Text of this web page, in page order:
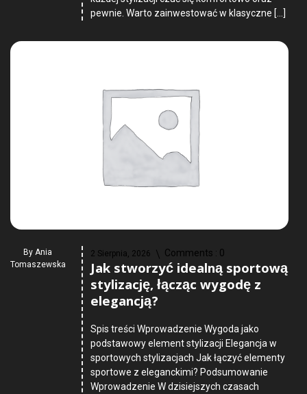
pewnie. Warto zainwestować w klasyczne […]
By Ania
Tomaszewska
2 Sierpnia, 2026 Comments : 0
Jak stworzyć idealną sportową
stylizację, łącząc wygodę z
elegancją?
Spis treści Wprowadzenie Wygoda jako
podstawowy element stylizacji Elegancja w
sportowych stylizacjach Jak łączyć elementy
sportowe z eleganckimi? Podsumowanie
Wprowadzenie W dzisiejszych czasach